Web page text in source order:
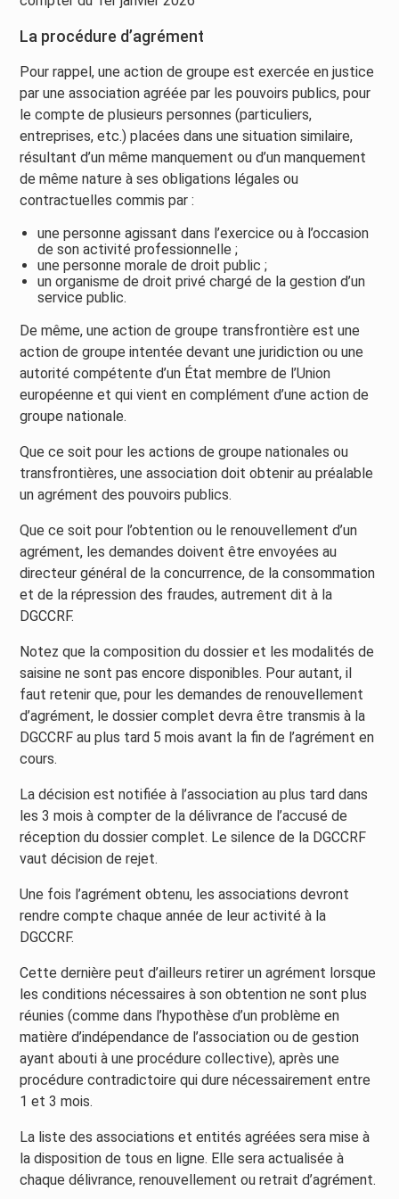
La procédure d’agrément
Pour rappel, une action de groupe est exercée en justice
par une association agréée par les pouvoirs publics, pour
le compte de plusieurs personnes (particuliers,
entreprises, etc.) placées dans une situation similaire,
résultant d’un même manquement ou d’un manquement
de même nature à ses obligations légales ou
contractuelles commis par :
une personne agissant dans l’exercice ou à l’occasion
de son activité professionnelle ;
une personne morale de droit public ;
un organisme de droit privé chargé de la gestion d’un
service public.
De même, une action de groupe transfrontière est une
action de groupe intentée devant une juridiction ou une
autorité compétente d’un État membre de l’Union
européenne et qui vient en complément d’une action de
groupe nationale.
Que ce soit pour les actions de groupe nationales ou
transfrontières, une association doit obtenir au préalable
un agrément des pouvoirs publics.
Que ce soit pour l’obtention ou le renouvellement d’un
agrément, les demandes doivent être envoyées au
directeur général de la concurrence, de la consommation
et de la répression des fraudes, autrement dit à la
DGCCRF.
Notez que la composition du dossier et les modalités de
saisine ne sont pas encore disponibles. Pour autant, il
faut retenir que, pour les demandes de renouvellement
d’agrément, le dossier complet devra être transmis à la
DGCCRF au plus tard 5 mois avant la fin de l’agrément en
cours.
La décision est notifiée à l’association au plus tard dans
les 3 mois à compter de la délivrance de l’accusé de
réception du dossier complet. Le silence de la DGCCRF
vaut décision de rejet.
Une fois l’agrément obtenu, les associations devront
rendre compte chaque année de leur activité à la
DGCCRF.
Cette dernière peut d’ailleurs retirer un agrément lorsque
les conditions nécessaires à son obtention ne sont plus
réunies (comme dans l’hypothèse d’un problème en
matière d’indépendance de l’association ou de gestion
ayant abouti à une procédure collective), après une
procédure contradictoire qui dure nécessairement entre
1 et 3 mois.
La liste des associations et entités agréées sera mise à
la disposition de tous en ligne. Elle sera actualisée à
chaque délivrance, renouvellement ou retrait d’agrément.